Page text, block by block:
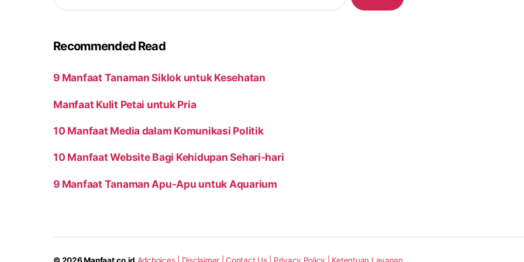
Recommended Read
9 Manfaat Tanaman Siklok untuk Kesehatan
Manfaat Kulit Petai untuk Pria
10 Manfaat Media dalam Komunikasi Politik
10 Manfaat Website Bagi Kehidupan Sehari-hari
9 Manfaat Tanaman Apu-Apu untuk Aquarium